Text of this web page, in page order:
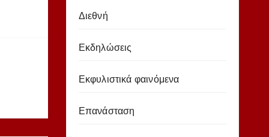
Διεθνή
Εκδηλώσεις
Εκφυλιστικά φαινόμενα
Επανάσταση